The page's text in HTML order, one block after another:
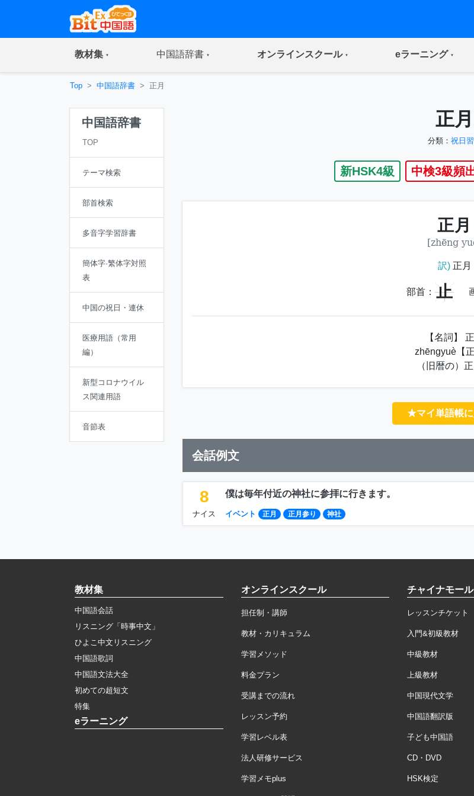
教材集(current) 中国語辞書(current) オンラインスクール(current) eラーニング
Top 中国語辞書 正月
中国語辞書
TOP
テーマ検索
部首検索
多音字学習辞書
簡体字·繁体字対照
表
中国の祝日・連休
医療用語（常用
編）
新型コロナウイル
ス関連用語
音節表
正月
分類： 祝日
新HSK4級 中検3級頻
正月
[zhēng
訳)正月
部首： 止
【名詞】
zhēngyuè【正
（旧暦の）正
★マイ単語帳に
会話例文
8
ナイス
僕は毎年付近の神社に参拝に行きます。
イベント 正月 正月参り 神社
教材集
中国語会話
リスニング「時事中文」
ひよこ中文リスニング
中国語歌詞
中国語文法大全
初めての超短文
特集
eラーニング
オンラインスクール
担任制・講師
教材・カリキュラム
学習メソッド
料金プラン
受講までの流れ
レッスン予約
学習レベル表
法人研修サービス
学習メモplus
チャイナモール
レッスンチケット
入門&初級教材
中級教材
上級教材
中国現代文学
中国語翻訳版
子ども中国語
CD・DVD
HSK検定